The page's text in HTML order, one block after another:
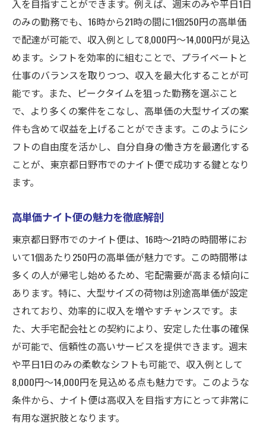
入を目指すことができます。例えば、週末のみや平日1日
のみの勤務でも、16時から21時の間に1個250円の高単価
で配達が可能で、収入例として8,000円〜14,000円が見込
めます。シフトを効率的に組むことで、プライベートと
仕事のバランスを取りつつ、収入を最大化することが可
能です。また、ピークタイムを狙った勤務を選ぶこと
で、より多くの案件をこなし、高単価の大型サイズの案
件も含めて収益を上げることができます。このようにシ
フトの自由度を活かし、自分自身の働き方を最適化する
ことが、東京都日野市でのナイト便で成功する鍵となり
ます。
高単価ナイト便の魅力を徹底解剖
東京都日野市でのナイト便は、16時〜21時の時間帯にお
いて1個あたり250円の高単価が魅力です。この時間帯は
多くの人が帰宅し始めるため、宅配需要が高まる傾向に
あります。特に、大型サイズの荷物は別途高単価が設定
されており、効率的に収入を増やすチャンスです。ま
た、大手宅配会社との契約により、安定した仕事の確保
が可能で、信頼性の高いサービスを提供できます。週末
や平日1日のみの柔軟なシフトも可能で、収入例として
8,000円〜14,000円を見込める点も魅力です。このような
条件から、ナイト便は高収入を目指す方にとって非常に
有用な選択肢となります。